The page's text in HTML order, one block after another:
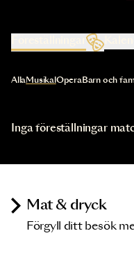
Val av kategori uppdaterar
AllaMusikal OperaBarn och
Inga föreställningar
Mat & dryck
Förgyll ditt besök